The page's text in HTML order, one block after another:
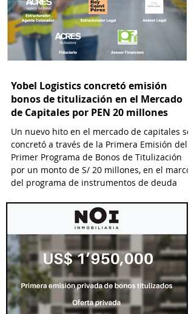
Yobel Logistics concretó emisión
bonos de titulización en el Mercado
de Capitales por PEN 20 millones
Un nuevo hito en el mercado de capitales se
concretó a través de la Primera Emisión del
Primer Programa de Bonos de Titulización
por un monto de S/ 20 millones, en el marco
del programa de instrumentos de deuda
S.A., el cual permitirá emisiones hasta por S/